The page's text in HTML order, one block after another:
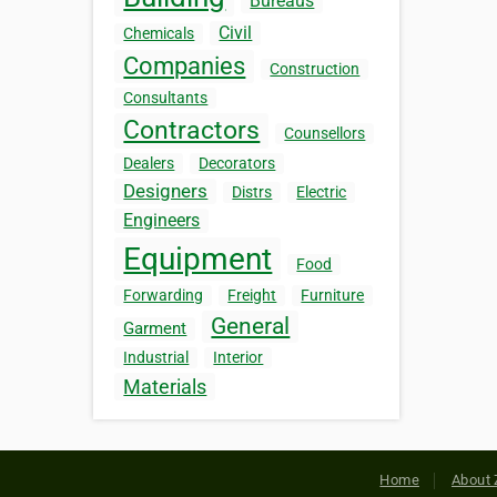
Chemicals Civil
Companies
Construction
Consultants
Contractors
Counsellors
Dealers
Decorators
Designers Distrs Electric
Engineers
Equipment
Food
Forwarding
Freight Furniture
Garment General
Industrial Interior
Materials
Home About